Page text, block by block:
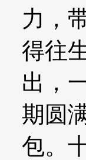
力，
得往
出，
期圆
包。